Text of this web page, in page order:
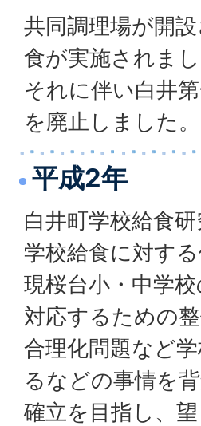
共同調理場が開
食が実施されまし
それに伴い白井
を廃止しました。
平成2年
白井町学校給食
学校給食に対す
現桜台小・中学
対応するための
合理化問題など
るなどの事情を
確立を目指し、